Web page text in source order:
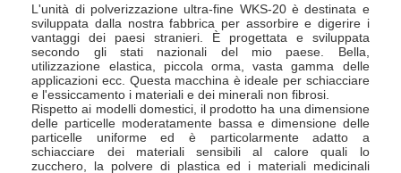
L'unità di polverizzazione ultra-fine WKS-20 è destinata e
sviluppata dalla nostra fabbrica per assorbire e digerire i
vantaggi dei paesi stranieri. È progettata e sviluppata
secondo gli stati nazionali del mio paese. Bella,
utilizzazione elastica, piccola orma, vasta gamma delle
applicazioni ecc. Questa macchina è ideale per schiacciare
e l'essiccamento i materiali e dei minerali non fibrosi.
Rispetto ai modelli domestici, il prodotto ha una dimensione
delle particelle moderatamente bassa e dimensione delle
particelle uniforme ed è particolarmente adatto a
schiacciare dei materiali sensibili al calore quali lo
zucchero, la polvere di plastica ed i materiali medicinali